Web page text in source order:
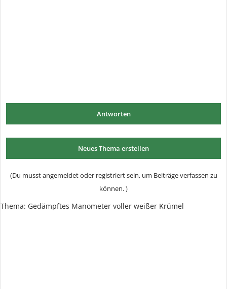
Antworten
Neues Thema erstellen
(Du musst angemeldet oder registriert sein, um Beiträge verfassen zu
können. )
Thema: Gedämpftes Manometer voller weißer Krümel